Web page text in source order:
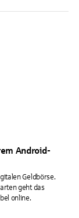
Android-
Geldbörse.
geht das
online.